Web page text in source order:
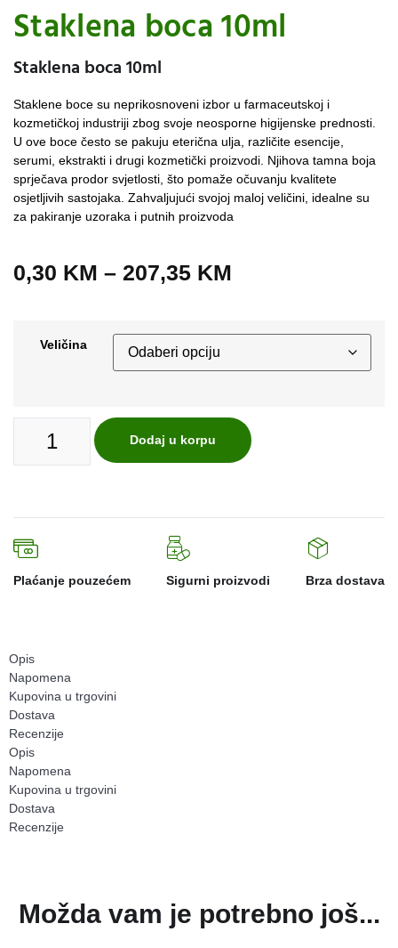
Staklena boca 10ml
Staklena boca 10ml
Staklene boce su neprikosnoveni izbor u farmaceutskoj i
kozmetičkoj industriji zbog svoje neosporne higijenske prednosti.
U ove boce često se pakuju eterična ulja, različite esencije,
serumi, ekstrakti i drugi kozmetički proizvodi. Njihova tamna boja
sprječava prodor svjetlosti, što pomaže očuvanju kvalitete
osjetljivih sastojaka. Zahvaljujući svojoj maloj veličini, idealne su
za pakiranje uzoraka i putnih proizvoda
0,30 KM – 207,35 KM
Veličina
Dodaj u korpu
Plaćanje pouzećem Sigurni proizvodi Brza dostava
Opis
Napomena
Kupovina u trgovini
Dostava
Recenzije
Opis
Napomena
Kupovina u trgovini
Dostava
Recenzije
Možda vam je potrebno još...